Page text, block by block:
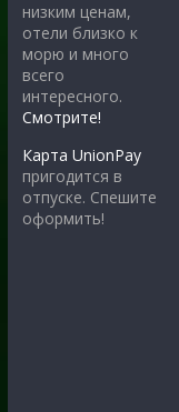
низким ценам,
отели близко к
морю и много
всего
интересного.
Смотрите!
Карта UnionPay
пригодится в
отпуске. Спешите
оформить!